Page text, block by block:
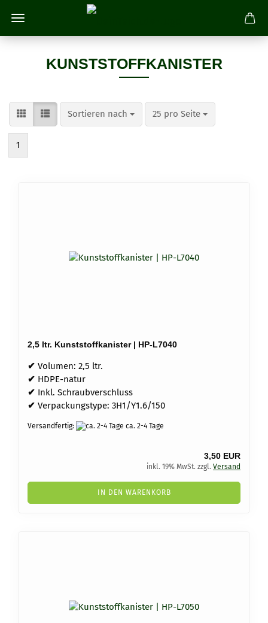
KUNSTSTOFFKANISTER
Sortieren nach
Sortieren nach 25 pro Seite
pro Seite
1
2,5 ltr. Kunststoffkanister | HP-L7040
✔ Volumen: 2,5 ltr.
✔ HDPE-natur
✔ Inkl. Schraubverschluss
✔ Verpackungstype: 3H1/Y1.6/150
Versandfertig: ca. 2-4 Tage
3,50 EUR
inkl. 19% MwSt. zzgl. Versand
IN DEN WARENKORB